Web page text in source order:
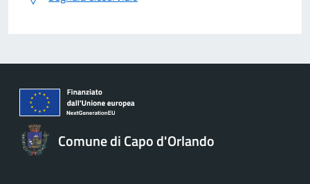
Comune di Capo d'Orlando